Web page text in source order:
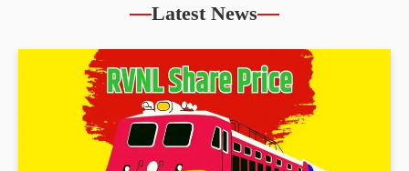
Latest News